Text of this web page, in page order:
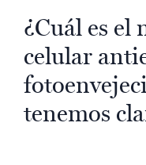
¿Cuál es el
celular
tenemos